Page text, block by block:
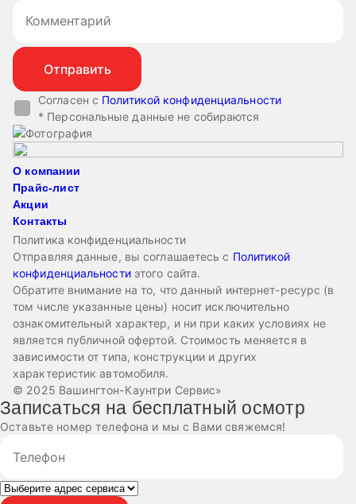
Согласен с Политикой конфиденциальности
* Персональные данные не собираются
О компании
Прайс-лист
Акции
Контакты
Политика конфиденциальности
Отправляя данные, вы соглашаетесь с Политикой
конфиденциальностиэтого сайта.
Обратите внимание на то, что данный интернет-ресурс (в
том числе указанные цены) носит исключительно
ознакомительный характер, и ни при каких условиях не
является публичной офертой. Стоимость меняется в
зависимости от типа, конструкции и других
характеристик автомобиля.
© 2025 Вашингтон-Каунтри Сервис»
Записаться на бесплатный осмотр
Оставьте номер телефона и мы с Вами свяжемся!